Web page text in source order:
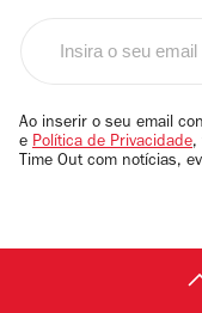
email
Ao inserir o seu email
e Política de Privacidade,
Time Out com notícias,